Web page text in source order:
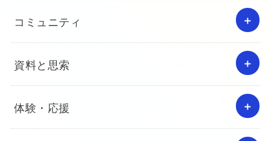
コミュニティ
資料と思索
体験・応援